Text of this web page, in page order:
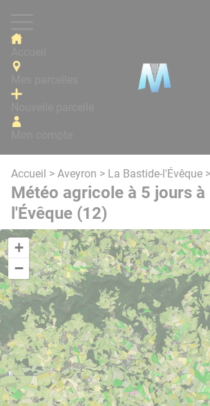
Accueil > Aveyron > La Bastide-l'Évêque
Météo agricole à 5 jours à
l'Évêque (12)
+
−